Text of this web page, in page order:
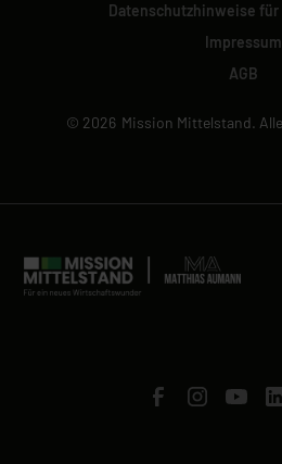
© 2026 Mission Mittelstand.
Datenschutzhinweise
Impressum
AGB